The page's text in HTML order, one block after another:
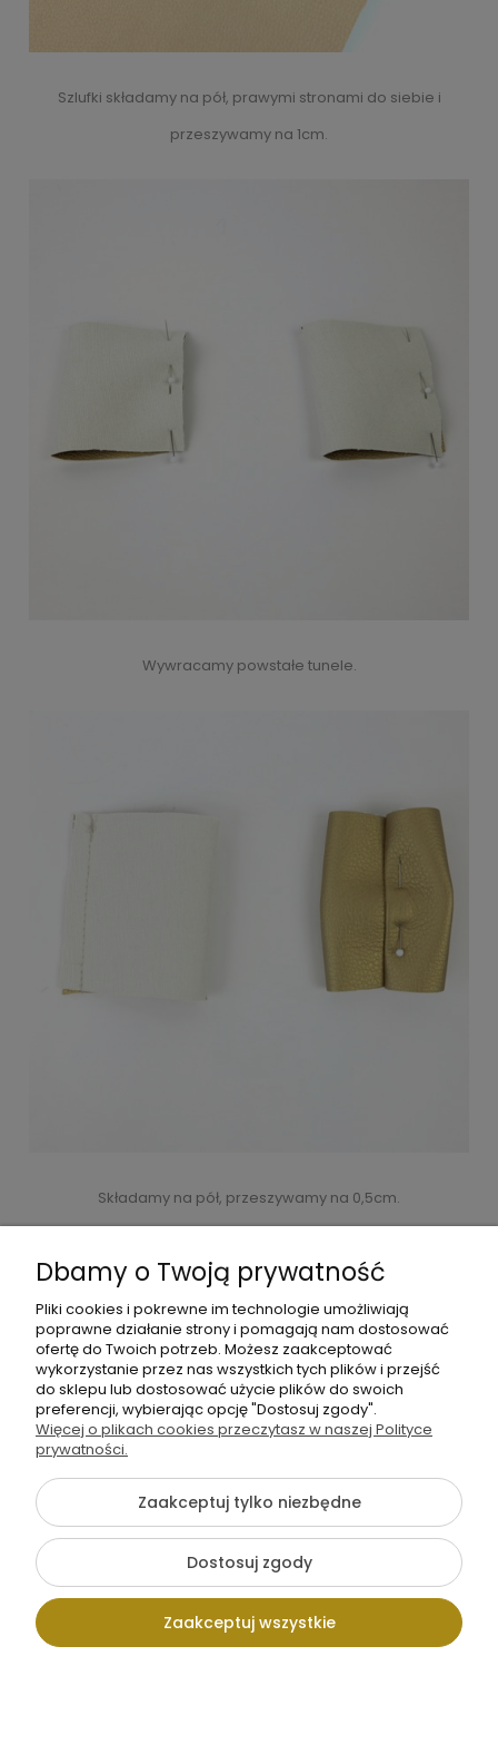
Szlufki składamy na pół, prawymi stronami do siebie i
przeszywamy na 1cm.
Wywracamy powstałe tunele.
Składamy na pół, przeszywamy na 0,5cm.
Dbamy o Twoją prywatność
Pliki cookies i pokrewne im technologie umożliwiają
poprawne działanie strony i pomagają nam dostosować
ofertę do Twoich potrzeb. Możesz zaakceptować
wykorzystanie przez nas wszystkich tych plików i przejść
do sklepu lub dostosować użycie plików do swoich
preferencji, wybierając opcję "Dostosuj zgody".
Więcej o plikach cookies przeczytasz w naszej Polityce
prywatności.
Zaakceptuj tylko niezbędne
Dostosuj zgody
Zaakceptuj wszystkie